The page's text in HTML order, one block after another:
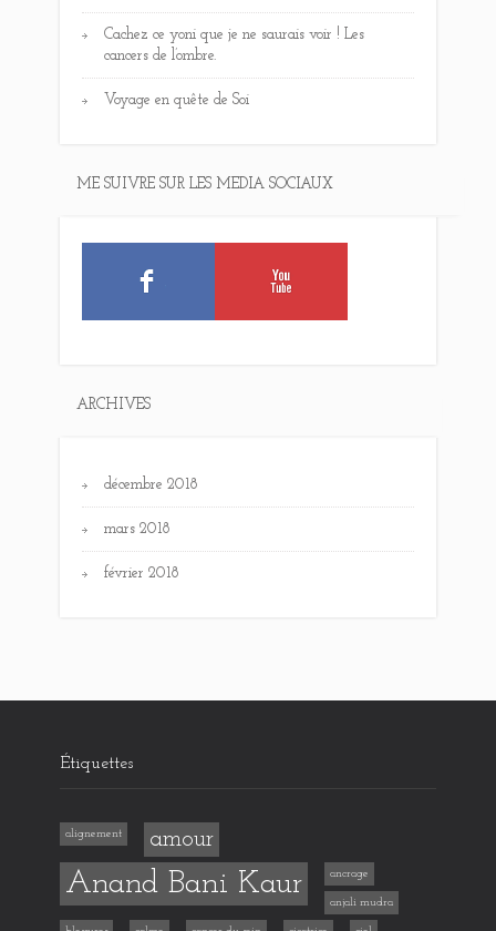
Cachez ce yoni que je ne saurais voir ! Les
cancers de l’ombre.
Voyage en quête de Soi
ME SUIVRE SUR LES MEDIA SOCIAUX
ARCHIVES
décembre 2018
mars 2018
février 2018
Étiquettes
alignement amour
Anand Bani Kaur ancrage
anjali mudra